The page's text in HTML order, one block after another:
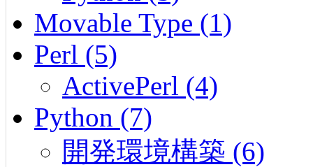
Movable Type (1)
Perl (5)
ActivePerl (4)
Python (7)
開発環境構築 (6)